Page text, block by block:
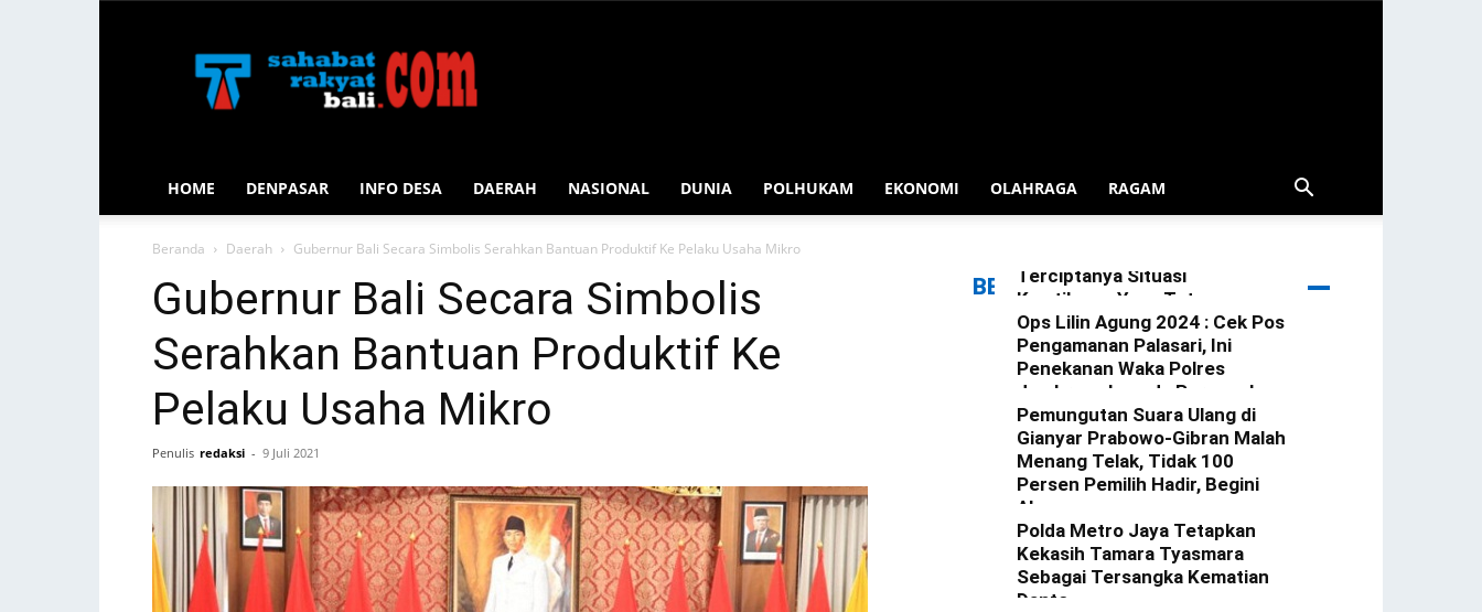
Rakyat
Bali
HOME DENPASAR INFO DESA DAERAH NASIONAL DUNIA POLHUKAM EKONOMI OLAHRAGA RAGAM
Beranda Daerah Gubernur Bali Secara Simbolis Serahkan Bantuan Produktif Ke Pelaku Usaha Mikro
Gubernur Bali Secara Simbolis
Serahkan Bantuan Produktif Ke
Pelaku Usaha Mikro
Penulis redaksi - 9 Juli 2021
BERITA TERBARU
Terciptanya Situasi
Kamtibmas Yang Tetap
Kondusif Di Wilkum Gerokgak
redaksi - 3 Januari 2025
Ops Lilin Agung 2024 : Cek Pos
Pengamanan Palasari, Ini
Penekanan Waka Polres
Jembrana kepada Personel
Yang Bertugas
redaksi - 23 Desember 2024
Pemungutan Suara Ulang di
Gianyar Prabowo-Gibran Malah
Menang Telak, Tidak 100
Persen Pemilih Hadir, Begini
Alasannya
redaksi - 22 Februari 2024
Polda Metro Jaya Tetapkan
Kekasih Tamara Tyasmara
Sebagai Tersangka Kematian
Dante